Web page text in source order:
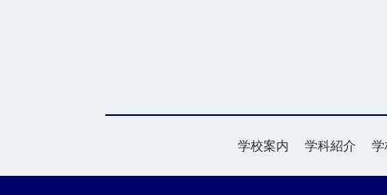
学校案内 学科紹介 学